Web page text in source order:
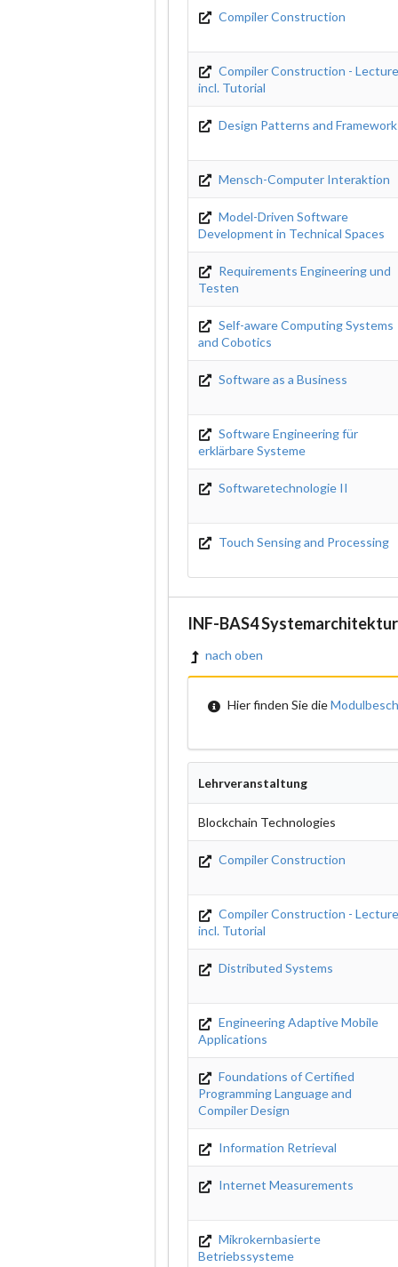
Compiler Construction
Compiler Construction -
incl. Tutorial
Design Patterns and
Mensch-Computer Interaktion
Model-Driven Software
Development in Technical Spaces
Requirements Engineering und
Testen
Self-aware Computing Systems
and Cobotics
Software as a Business
Software Engineering für
erklärbare Systeme
Softwaretechnologie II
Touch Sensing and Processing
INF-BAS4 Systemarchitektur
nach oben
Hier finden Sie die
Lehrveranstaltung
Blockchain Technologies
Compiler Construction
Compiler Construction -
incl. Tutorial
Distributed Systems
Engineering Adaptive Mobile
Applications
Foundations of Certified
Programming Language and
Compiler Design
Information Retrieval
Internet Measurements
Mikrokernbasierte
Betriebssysteme